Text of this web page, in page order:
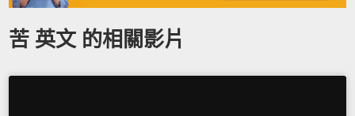
苦 英文 的相關影片